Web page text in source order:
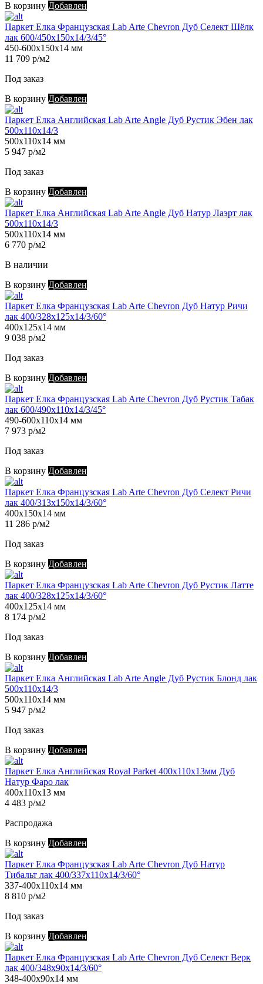
В корзину Добавлен
Паркет Елка Французская Lab Arte Chevron Дуб Селект Шёлк
лак 600/450х150х14/3/45°
450-600х150х14 мм
11 709 р/м2
Под заказ
В корзину Добавлен
Паркет Елка Английская Lab Arte Angle Дуб Рустик Эбен лак
500х110х14/3
500х110х14 мм
5 947 р/м2
Под заказ
В корзину Добавлен
Паркет Елка Английская Lab Arte Angle Дуб Натур Лаэрт лак
500х110х14/3
500х110х14 мм
6 770 р/м2
В наличии
В корзину Добавлен
Паркет Елка Французская Lab Arte Chevron Дуб Натур Ричи
лак 400/328х125х14/3/60°
400х125х14 мм
9 038 р/м2
Под заказ
В корзину Добавлен
Паркет Елка Французская Lab Arte Chevron Дуб Рустик Табак
лак 600/490х110х14/3/45°
490-600х110х14 мм
7 973 р/м2
Под заказ
В корзину Добавлен
Паркет Елка Французская Lab Arte Chevron Дуб Селект Ричи
лак 400/313х150х14/3/60°
400х150х14 мм
11 286 р/м2
Под заказ
В корзину Добавлен
Паркет Елка Французская Lab Arte Chevron Дуб Рустик Латте
лак 400/328х125х14/3/60°
400х125х14 мм
8 174 р/м2
Под заказ
В корзину Добавлен
Паркет Елка Английская Lab Arte Angle Дуб Рустик Блонд лак
500х110х14/3
500х110х14 мм
5 947 р/м2
Под заказ
В корзину Добавлен
Паркет Елка Английская Royal Parket 400х110х13мм Дуб
Натур Фаро лак
400х110х13 мм
4 483 р/м2
Распродажа
В корзину Добавлен
Паркет Елка Французская Lab Arte Chevron Дуб Натур
Тибальт лак 400/337х110х14/3/60°
337-400х110х14 мм
8 810 р/м2
Под заказ
В корзину Добавлен
Паркет Елка Французская Lab Arte Chevron Дуб Селект Верк
лак 400/348х90х14/3/60°
348-400х90х14 мм